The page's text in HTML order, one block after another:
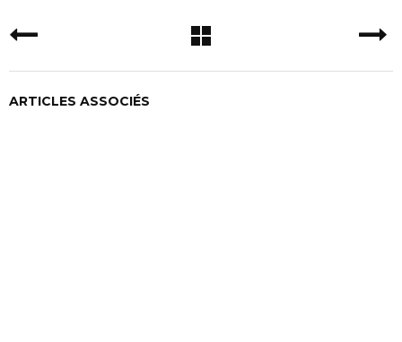
ARTICLES ASSOCIÉS